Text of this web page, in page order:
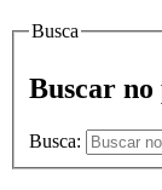
Busca
Buscar
Busca: